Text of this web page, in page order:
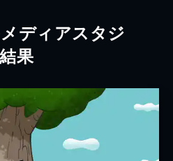
メディアスタジ
果